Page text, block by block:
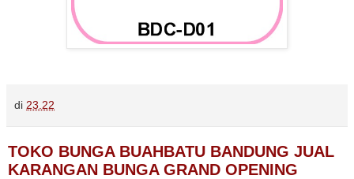
di 23.22
TOKO BUNGA BUAHBATU BANDUNG JUAL
KARANGAN BUNGA GRAND OPENING